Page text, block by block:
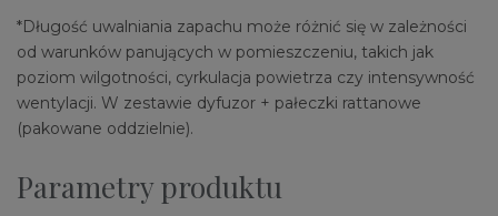
*Długość uwalniania zapachu może różnić się w zależności
od warunków panujących w pomieszczeniu, takich jak
poziom wilgotności, cyrkulacja powietrza czy intensywność
wentylacji. W zestawie dyfuzor + pałeczki rattanowe
(pakowane oddzielnie).
Parametry produktu